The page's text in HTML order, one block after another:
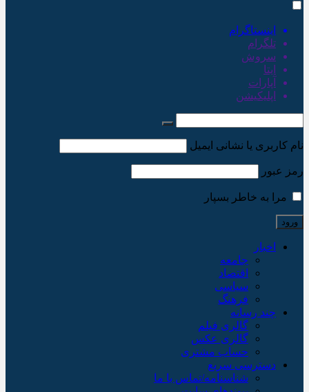
اینستاگرام
تلگرام
سروش
ایتا
آپارات
اپلیکیشن
نام کاربری یا نشانی ایمیل
رمز عبور
مرا به خاطر بسپار
اخبار
جامعه
اقتصاد
سیاسی
فرهنگ
چند رسانه
گالری فیلم
گالری عکس
حساب مشتری
دسترسی سریع
شناسنامه/تماس با ما